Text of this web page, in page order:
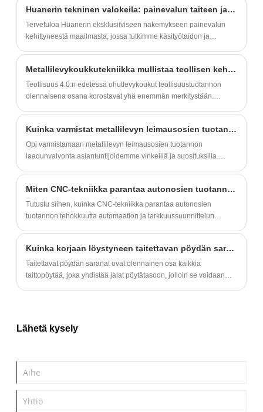
vakautta ja pidentää sen käyttöikää. Sen
laadukkaat materiaalit ja hieno ammattitaito
takaavat kestävyyden ja esteettisyyden, ja
se on integroitu täydellisesti erilaisiin
huonekalutyyleihin. Samalla
puolisuunnikkaan muotoisen kulmakoodin
muotoilu voi myös tehokkaasti vähentää
huonekalujen tärinää ja melua ja parantaa
käyttökokemusta, mikä tekee siitä
ihanteellisen valinnan kodin turvallisuuteen
ja mukavuuteen.
Huanerin tekninen valokeila: painevalun taiteen ja tieteen hallinta
Tervetuloa Huanerin eksklusiiviseen näkemykseen painevalun
kehittyneestä maailmasta, jossa tutkimme käsityötaidon ja
Metallilevykoukkutekniikka mullistaa teollisen kehityksen ja lisää tuotannon tehokkuutta
Teollisuus 4.0:n edetessä ohutlevykoukut teollisuustuotannon
olennaisena osana korostavat yhä enemmän merkitystään.
Kuinka varmistat metallilevyn leimausosien tuotannon laadunvalvonnan?
Opi varmistamaan metallilevyn leimausosien tuotannon
laadunvalvonta asiantuntijoidemme vinkeillä ja suosituksilla.
Miten CNC-tekniikka parantaa autonosien tuotannon tehokkuutta?
Tutustu siihen, kuinka CNC-tekniikka parantaa autonosien
tuotannon tehokkuutta automaation ja tarkkuussuunnittelun
Kuinka korjaan löystyneen taitettavan pöydän saranan?
Taitettavat pöydän saranat ovat olennainen osa kaikkia
taittopöytää, joka yhdistää jalat pöytätasoon, jolloin se voidaan
Lähetä kysely